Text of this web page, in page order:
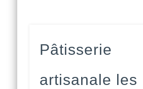
Pâtisserie
artisanale les